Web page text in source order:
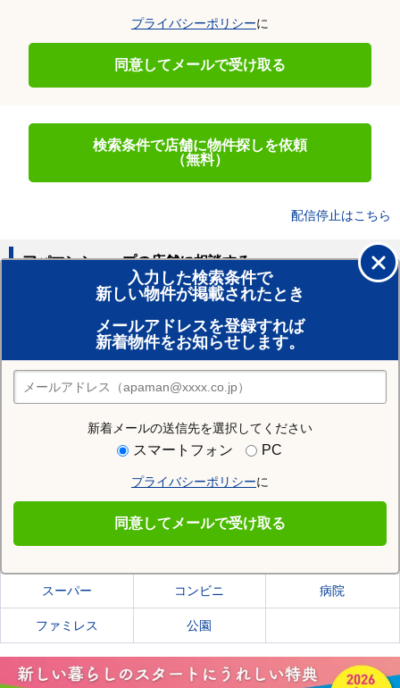
プライバシーポリシーに
同意してメールで受け取る
検索条件で店舗に物件探しを依頼
（無料）
配信停止はこちら
入力した検索条件で
新しい物件が掲載されたとき
メールアドレスを登録すれば
新着物件をお知らせします。
新着メールの送信先を選択してください
スマートフォン PC
プライバシーポリシーに
同意してメールで受け取る
アパマンショップの店舗に相談する
賃貸のプロがお部屋探し！
おまかせ物件リクエスト
住みたい街の店舗を探す
店舗検索
住む街研究所で会津若松市の情報を見る
会津若松市の施設一覧
スーパー コンビニ 病院
ファミレス 公園